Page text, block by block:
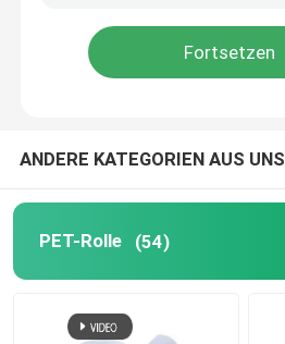
ANDERE KATEGORIEN AUS UNS
PET-Rolle (54)